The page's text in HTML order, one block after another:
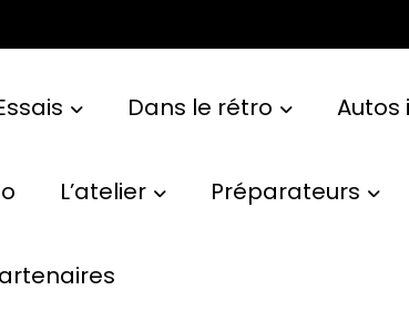
Dans le rétro Autos
L’atelier Préparateurs